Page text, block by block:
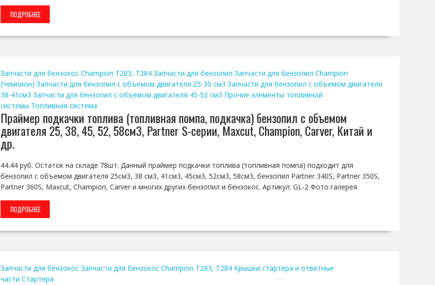
ПОДРОБНЕЕ
Запчасти для бензокос Champion T283, T284 Запчасти для бензопил Запчасти для бензопил Champion
(Чемпион) Запчасти для бензопил с объемом двигателя 25-30 см3 Запчасти для бензопил с объемом двигателя
38-41см3 Запчасти для бензопил с объемом двигателя 45-52 см3 Прочие элементы топливной
системы Топливная система
Праймер подкачки топлива (топливная помпа, подкачка) бензопил с объемом
двигателя 25, 38, 45, 52, 58см3, Partner S-серии, Maxcut, Сhampion, Carver, Китай и
др.
44.44 руб. Остаток на складе 78шт. Данный праймер подкачки топлива (топливная помпа) подходит для
бензопил с объемом двигателя 25см3, 38 см3, 41см3, 45см3, 52см3, 58см3, бензопил Partner 340S, Partner 350S,
Partner 360S, Maxcut, Сhampion, Carver и многих других бензопил и бензокос. Артикул: GL-2 Фото галерея
ПОДРОБНЕЕ
Запчасти для бензокос Запчасти для бензокос Champion T283, T284 Крышки стартера и ответные
части Стартера